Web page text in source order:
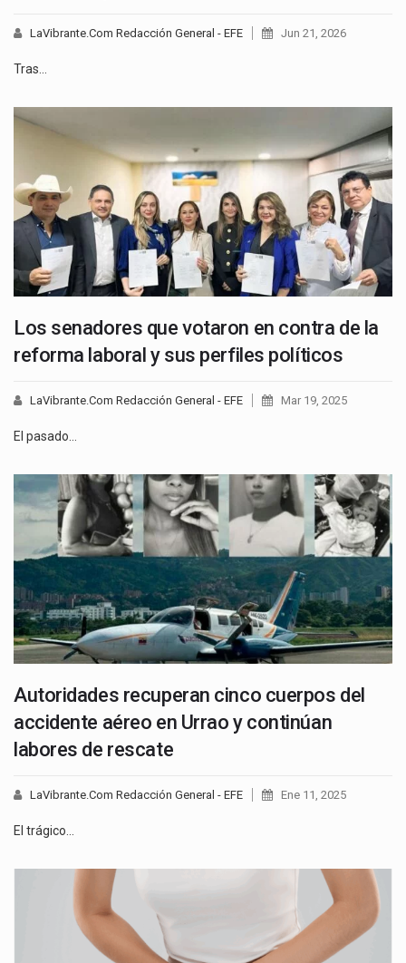
LaVibrante.Com Redacción General - EFE Jun 21, 2026
Tras…
Los senadores que votaron en contra de la
reforma laboral y sus perfiles políticos
LaVibrante.Com Redacción General - EFE Mar 19, 2025
El pasado…
Autoridades recuperan cinco cuerpos del
accidente aéreo en Urrao y continúan
labores de rescate
LaVibrante.Com Redacción General - EFE Ene 11, 2025
El trágico…